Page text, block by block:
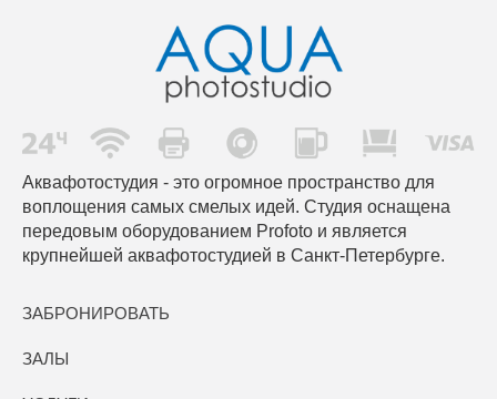
Аквафотостудия - это огромное пространство для
воплощения самых смелых идей. Студия оснащена
передовым оборудованием Profoto и является
крупнейшей аквафотостудией в Санкт-Петербурге.
ЗАБРОНИРОВАТЬ
ЗАЛЫ